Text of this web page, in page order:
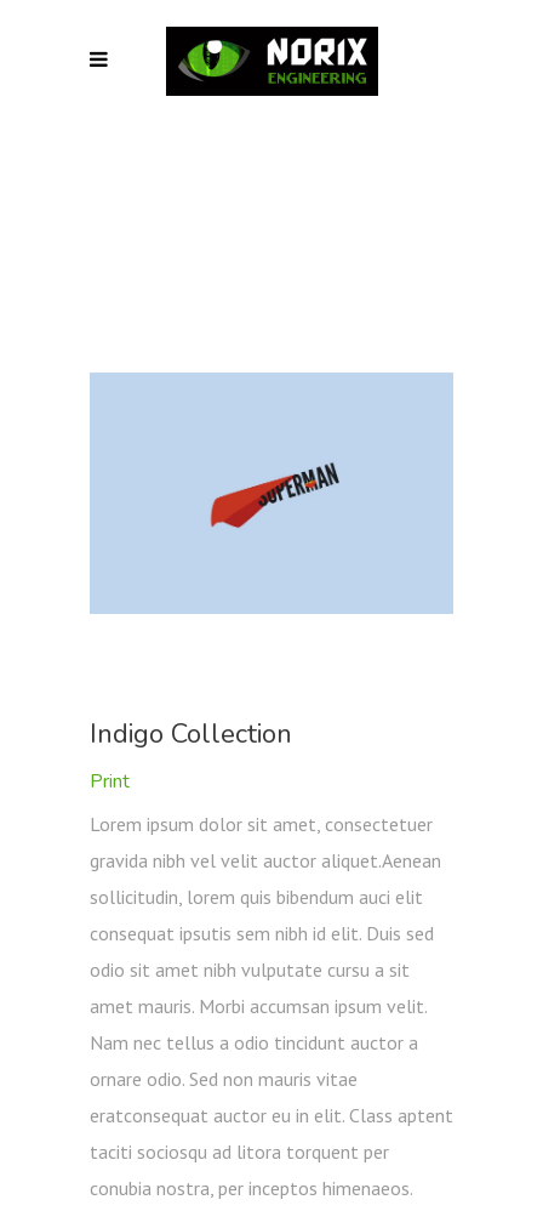
Indigo Collection
Print
Lorem ipsum dolor sit amet, consectetuer
gravida nibh vel velit auctor aliquet.Aenean
sollicitudin, lorem quis bibendum auci elit
consequat ipsutis sem nibh id elit. Duis sed
odio sit amet nibh vulputate cursu a sit
amet mauris. Morbi accumsan ipsum velit.
Nam nec tellus a odio tincidunt auctor a
ornare odio. Sed non mauris vitae
eratconsequat auctor eu in elit. Class aptent
taciti sociosqu ad litora torquent per
conubia nostra, per inceptos himenaeos.